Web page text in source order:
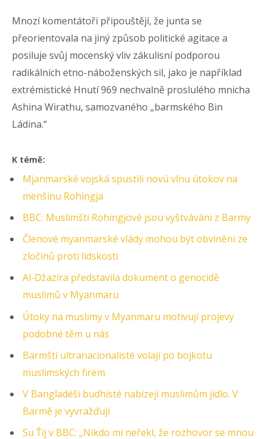
Mnozí komentátoři připouštějí, že junta se
přeorientovala na jiný způsob politické agitace a
posiluje svůj mocenský vliv zákulisní podporou
radikálních etno-náboženských sil, jako je například
extrémistické Hnutí 969 nechvalně proslulého mnicha
Ashina Wirathu, samozvaného „barmského Bin
Ládina.“
K témě:
Mjanmarské vojská spustili novú vlnu útokov na
menšinu Rohingja
BBC: Muslimští Rohingjové jsou vyštváváni z Barmy
Členové myanmarské vlády mohou být obviněni ze
zločinů proti lidskosti
Al-Džazíra představila dokument o genocidě
muslimů v Myanmaru
Útoky na muslimy v Myanmaru motivují projevy
podobné těm u nás
Barmští ultranacionalisté volají po bojkotu
muslimských firem
V Bangladéši budhisté nabízejí muslimům jídlo. V
Barmě je vyvražďují
Su Ťij v BBC: „Nikdo mi neřekl, že rozhovor se mnou